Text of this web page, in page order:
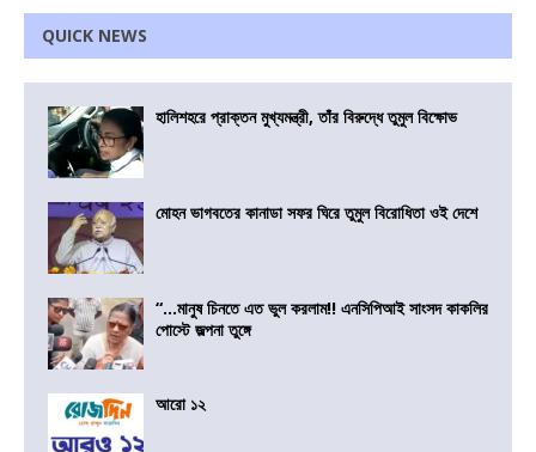
QUICK NEWS
হালিশহরে প্রাক্তন মুখ্যমন্ত্রী, তাঁর বিরুদ্ধে তুমুল বিক্ষোভ
মোহন ভাগবতের কানাডা সফর ঘিরে তুমুল বিরোধিতা ওই দেশে
“…মানুষ চিনতে এত ভুল করলাম!! এনসিপিআই সাংসদ কাকলির
পোস্টে জল্পনা তুঙ্গে
আরো ১২